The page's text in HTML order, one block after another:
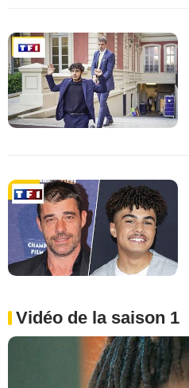
Vidéo de la saison 1